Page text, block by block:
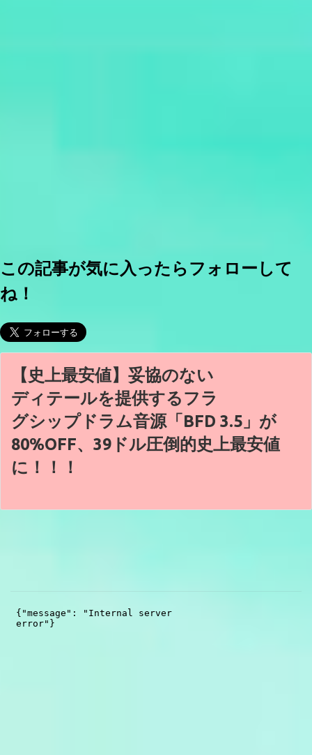
この記事が気に入ったらフォローして
ね！
【史上最安値】妥協のない
ディテールを提供するフラ
グシップドラム音源「BFD 3.5」が
80%OFF、39ドル圧倒的史上最安値
に！！！